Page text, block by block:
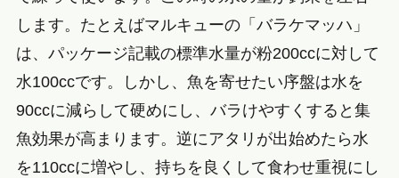
します。たとえばマルキューの「バラケマッハ」
は、パッケージ記載の標準水量が粉200ccに対して
水100ccです。しかし、魚を寄せたい序盤は水を
90ccに減らして硬めにし、バラけやすくすると集
魚効果が高まります。逆にアタリが出始めたら水
を110ccに増やし、持ちを良くして食わせ重視にし